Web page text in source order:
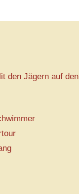
den Jägern auf den